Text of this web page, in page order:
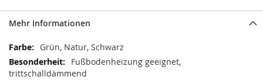
Mehr Informationen
Mehr
Informationen
Grün, Natur, Schwarz
Fußbodenheizung geeignet,
trittschalldämmend